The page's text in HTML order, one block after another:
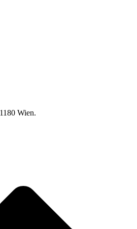
Wien.